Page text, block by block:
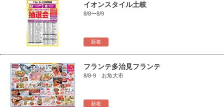
新着
イオンスタイル土岐
8/8〜8/9
新着
フランテ多治見フランテ
8/8-9 お魚大市